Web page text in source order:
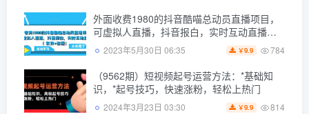
外面收费1980的抖音酷喵总动员直播项目，
可虚拟人直播，抖音报白，实时互动直播
【软件+教程】
2023年5月30日 06:35 ￥9.9 784
（9562期）短视频起号运营方法：*基础知
识，*起号技巧，快速涨粉，轻松上热门
2024年3月23日 03:30 ￥9.9 814